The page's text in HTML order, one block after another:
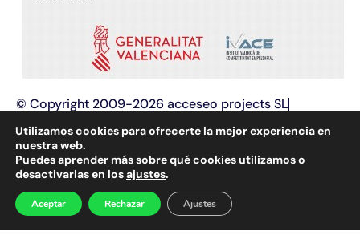
© Copyright 2009-2026 acceseo projects SL
Términos y condicionesAviso legal
Política de privacidad
Política de cookies
Programación web ydiseño web, aplicaciones web,
optimización e innovación tecnológica, posicionamiento en
buscadores (SEO y SEM) y marketing online.
Diseño web en Alcoy,diseño web en Alicante
Utilizamos cookies para ofrecerte la mejor experiencia en
nuestra web.
Puedes aprender más sobre qué cookies utilizamos o
desactivarlas en losajustes.
Aceptar Rechazar Ajustes